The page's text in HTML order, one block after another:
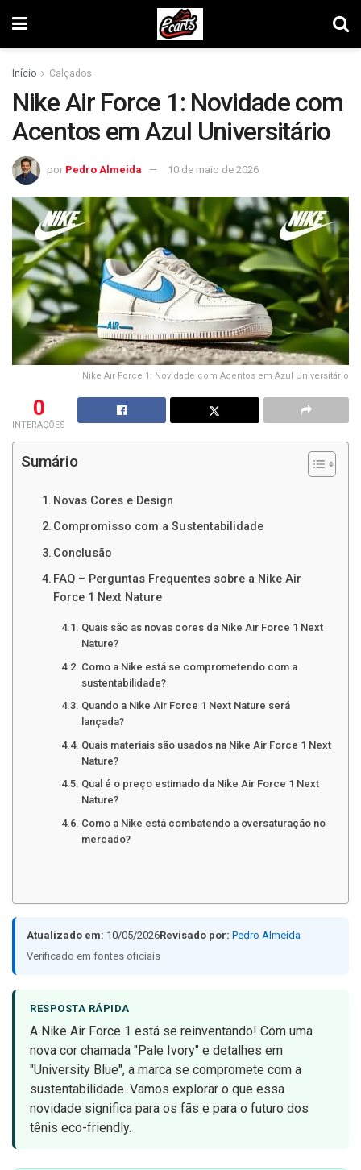
Início Calçados
Nike Air Force 1: Novidade com
Acentos em Azul Universitário
por Pedro Almeida 10 de maio de 2026
Nike Air Force 1: Novidade com Acentos em Azul Universitário
0
INTERAÇÕES
Sumário
Novas Cores e Design
Compromisso com a Sustentabilidade
Conclusão
FAQ – Perguntas Frequentes sobre a Nike Air
Force 1 Next Nature
Quais são as novas cores da Nike Air Force 1 Next
Nature?
Como a Nike está se comprometendo com a
sustentabilidade?
Quando a Nike Air Force 1 Next Nature será
lançada?
Quais materiais são usados na Nike Air Force 1 Next
Nature?
Qual é o preço estimado da Nike Air Force 1 Next
Nature?
Como a Nike está combatendo a oversaturação no
mercado?
Atualizado em: 10/05/2026Revisado por: Pedro Almeida
Verificado em fontes oficiais
RESPOSTA RÁPIDA
A Nike Air Force 1 está se reinventando! Com uma
nova cor chamada "Pale Ivory" e detalhes em
"University Blue", a marca se compromete com a
sustentabilidade. Vamos explorar o que essa
novidade significa para os fãs e para o futuro dos
tênis eco-friendly.